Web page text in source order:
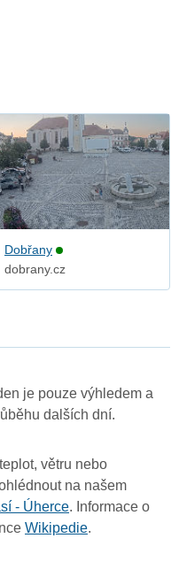
Dobřany
dobrany.cz
je pouze výhledem a
dalších dní.
větru nebo
na našem
- Úherce. Informace o
Wikipedie.